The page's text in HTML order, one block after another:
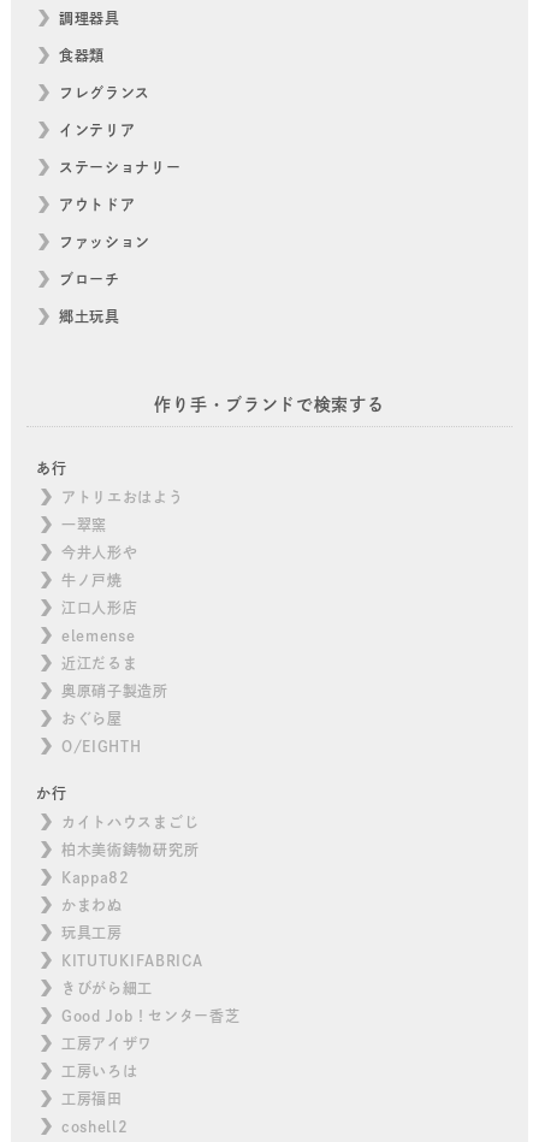
調理器具
食器類
フレグランス
インテリア
ステーショナリー
アウトドア
ファッション
ブローチ
郷土玩具
作り手・ブランドで検索する
あ行
アトリエおはよう
一翠窯
今井人形や
牛ノ戸焼
江口人形店
elemense
近江だるま
奥原硝子製造所
おぐら屋
O/EIGHTH
か行
カイトハウスまごじ
柏木美術鋳物研究所
Kappa82
かまわぬ
玩具工房
KITUTUKIFABRICA
きびがら細工
Good Job！センター香芝
工房アイザワ
工房いろは
工房福田
coshell2